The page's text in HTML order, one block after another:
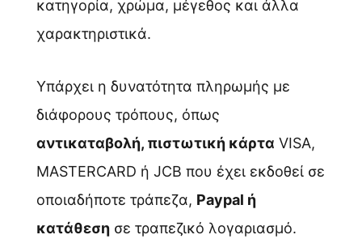
κατηγορία, χρώμα, μέγεθος και άλλα
χαρακτηριστικά.
Υπάρχει η δυνατότητα πληρωμής με
διάφορους τρόπους, όπως
αντικαταβολή, πιστωτική κάρτα VISA,
MASTERCARD ή JCB που έχει εκδοθεί σε
οποιαδήποτε τράπεζα, Paypal ή
κατάθεσησε τραπεζικό λογαριασμό.